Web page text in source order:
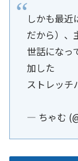
しかも最近
だから）、
世話になっ
加した
ストレッチ
— ちゃむ